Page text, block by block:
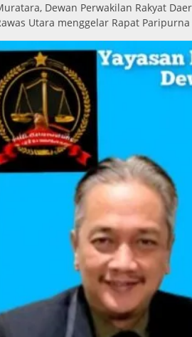
Dewan Perwakilan Rakyat
Utara menggelar Rapat